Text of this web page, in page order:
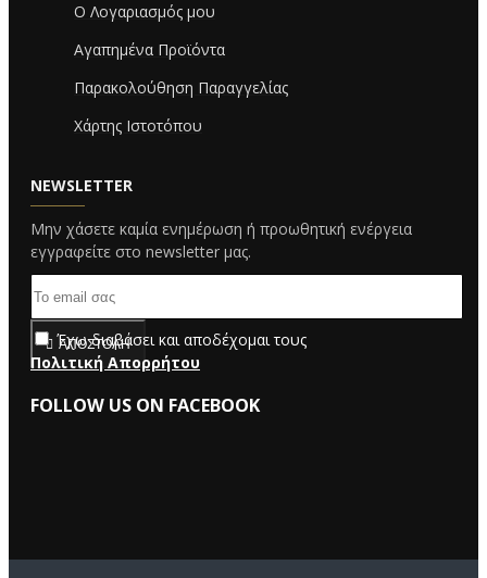
Ο Λογαριασμός μου
Αγαπημένα Προϊόντα
Παρακολούθηση Παραγγελίας
Χάρτης Ιστοτόπου
NEWSLETTER
Μην χάσετε καμία ενημέρωση ή προωθητική ενέργεια
εγγραφείτε στο newsletter μας.
ΑΠΟΣΤΟΛΉ
Έχω διαβάσει και αποδέχομαι τους
Πολιτική Απορρήτου
FOLLOW US ON FACEBOOK